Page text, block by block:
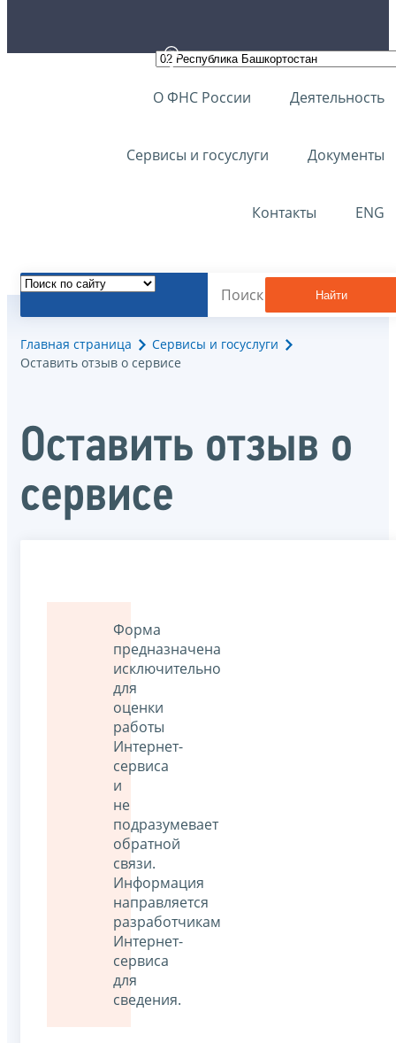
О ФНС России Деятельность
Сервисы и госуслуги Документы
Контакты ENG
Найти
Главная страница
Сервисы и госуслуги
Оставить отзыв о сервисе
Оставить отзыв о
сервисе
Форма
предназначена
исключительно
для
оценки
работы
Интернет-
сервиса
и
не
подразумевает
обратной
связи.
Информация
направляется
разработчикам
Интернет-
сервиса
для
сведения.